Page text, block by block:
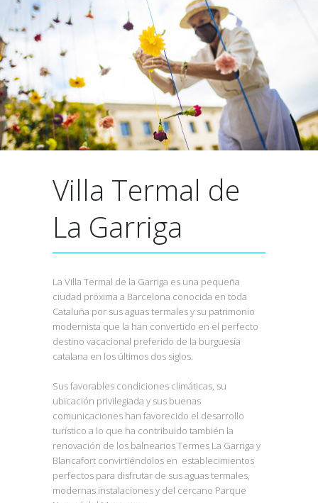
Villa Termal de
La Garriga
La Villa Termal de la Garriga es una pequeña
ciudad próxima a Barcelona conocida en toda
Cataluña por sus aguas termales y su patrimonio
modernista que la han convertido en el perfecto
destino vacacional preferido de la burguesía
catalana en los últimos dos siglos.
Sus favorables condiciones climáticas, su
ubicación privilegiada y sus buenas
comunicaciones han favorecido el desarrollo
turístico a lo que ha contribuido también la
renovación de los balnearios Termes La Garriga y
Blancafort convirtiéndolos en establecimientos
perfectos para disfrutar de sus aguas termales,
modernas instalaciones y del cercano Parque